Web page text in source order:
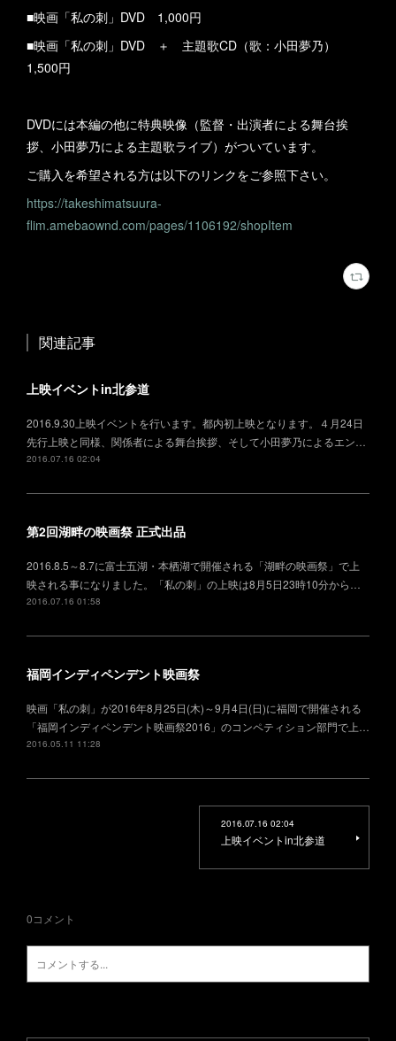
■映画「私の刺」DVD 1,000円
■映画「私の刺」DVD ＋ 主題歌CD（歌：小田夢乃）
1,500円
DVDには本編の他に特典映像（監督・出演者による舞台挨
拶、小田夢乃による主題歌ライブ）がついています。
ご購入を希望される方は以下のリンクをご参照下さい。
https://takeshimatsuura-
flim.amebaownd.com/pages/1106192/shopItem
関連記事
上映イベントin北参道
2016.9.30上映イベントを行います。都内初上映となります。４月24日
先行上映と同様、関係者による舞台挨拶、そして小田夢乃によるエン…
2016.07.16 02:04
第2回湖畔の映画祭 正式出品
2016.8.5～8.7に富士五湖・本栖湖で開催される「湖畔の映画祭」で上
映される事になりました。「私の刺」の上映は8月5日23時10分から…
2016.07.16 01:58
福岡インディペンデント映画祭
映画「私の刺」が2016年8月25日(木)～9月4日(日)に福岡で開催される
「福岡インディペンデント映画祭2016」のコンペティション部門で上…
2016.05.11 11:28
2016.07.16 02:04
上映イベントin北参道
0コメント